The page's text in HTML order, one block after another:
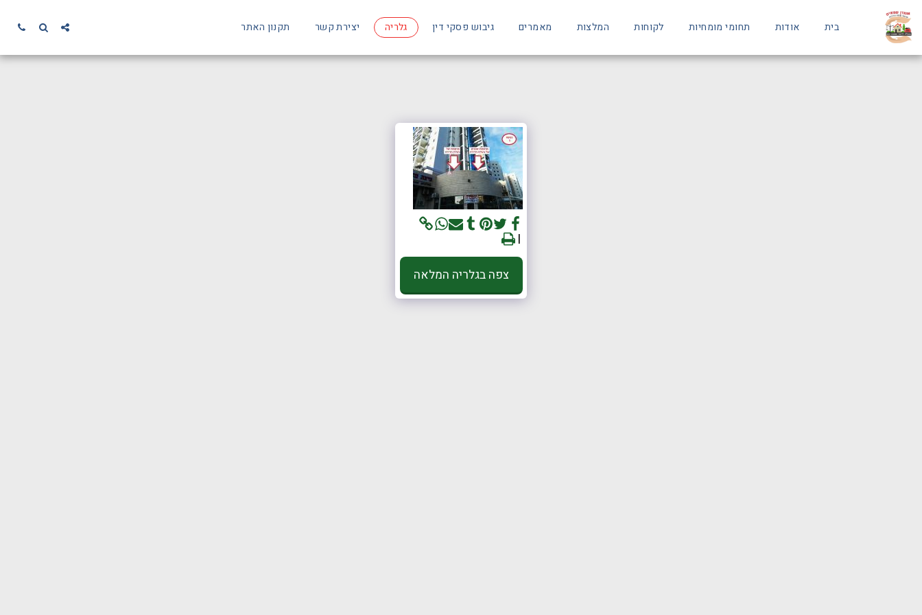
בית אודות תחומי מומחיות לקוחות המלצות מאמרים גיבוש פסקי דין גלריה יצירת קשר תקנון האתר
צפה בגלריה המלאה